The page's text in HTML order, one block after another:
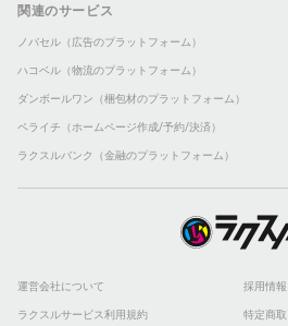
関連のサービス
ノバセル（広告のプラットフォーム）
ハコベル（物流のプラットフォーム）
ダンボールワン（梱包材のプラットフォーム）
ペライチ（ホームページ作成/予約/決済）
ラクスルバンク（金融のプラットフォーム）
運営会社について 採用情報
ラクスルサービス利用規約 特定商